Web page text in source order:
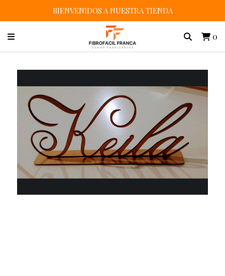
BIENVENIDOS A NUESTRA TIENDA
0